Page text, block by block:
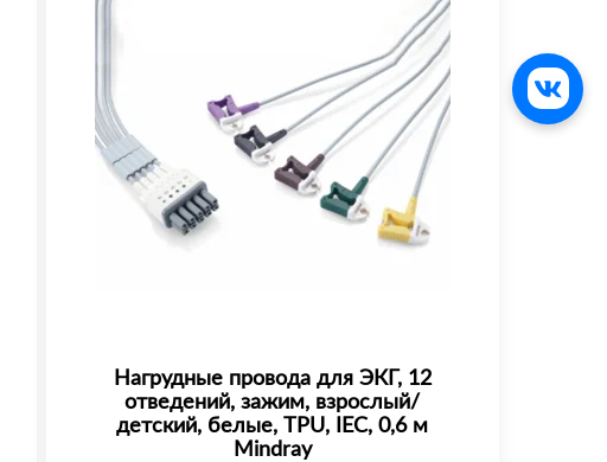
Нагрудные провода для ЭКГ, 12
отведений, зажим, взрослый/
детский, белые, TPU, IEC, 0,6 м
Mindray